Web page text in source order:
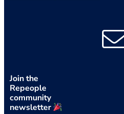
Join the
Repeople
community
newsletter